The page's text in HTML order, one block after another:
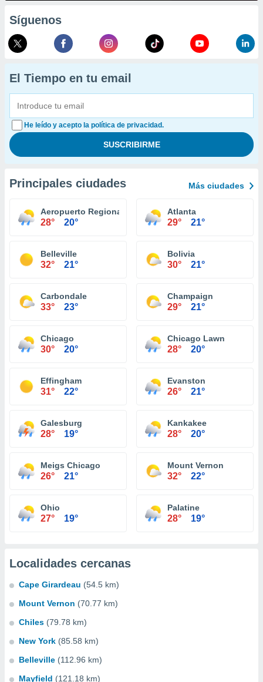
Síguenos
El Tiempo en tu email
He leído y acepto la política de privacidad.
Principales ciudades Más ciudades
Aeropuerto Regional Central Illiniois Bloomington
28° 20°
Atlanta
29° 21°
Belleville
32° 21°
Bolivia
30° 21°
Carbondale
33° 23°
Champaign
29° 21°
Chicago
30° 20°
Chicago Lawn
28° 20°
Effingham
31° 22°
Evanston
26° 21°
Galesburg
28° 19°
Kankakee
28° 20°
Meigs Chicago
26° 21°
Mount Vernon
32° 22°
Ohio
27° 19°
Palatine
28° 19°
Localidades cercanas
Cape Girardeau (54.5 km)
Mount Vernon (70.77 km)
Chiles (79.78 km)
New York (85.58 km)
Belleville (112.96 km)
Mayfield (121.18 km)